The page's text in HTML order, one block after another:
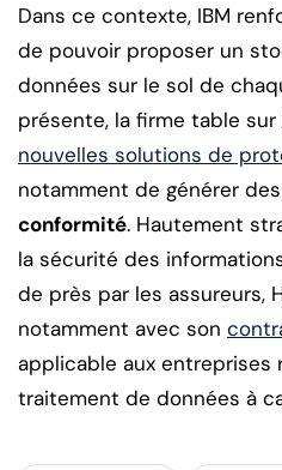
Dans ce contexte, IBM
de pouvoir proposer un
données sur le sol de
présente, la firme table
nouvelles solutions de
notamment de générer des
conformité. Hautement
la sécurité des
de près par les assureurs,
notamment avec son
applicable aux entreprises
traitement de données à